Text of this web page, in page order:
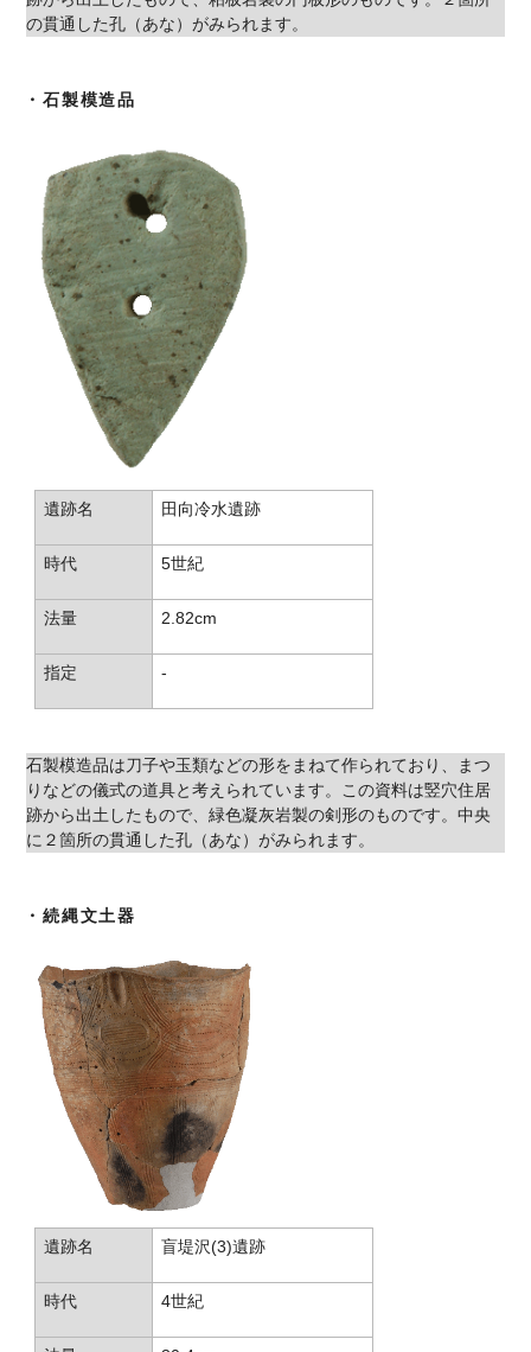
の貫通した孔（あな）がみられます。
・石製模造品
遺跡名 田向冷水遺跡
時代 5世紀
法量 2.82cm
指定 -
石製模造品は刀子や玉類などの形をまねて作られており、まつ
りなどの儀式の道具と考えられています。この資料は竪穴住居
跡から出土したもので、緑色凝灰岩製の剣形のものです。中央
に２箇所の貫通した孔（あな）がみられます。
・続縄文土器
遺跡名 盲堤沢(3)遺跡
時代 4世紀